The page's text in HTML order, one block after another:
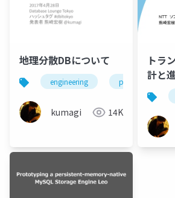
地理分散DBについて
engineering programming
kumagi 14K
トラ
計と